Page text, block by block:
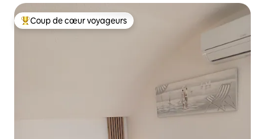
Coups de cœur voyageurs les plus appréciés
Coup de cœur voyageurs